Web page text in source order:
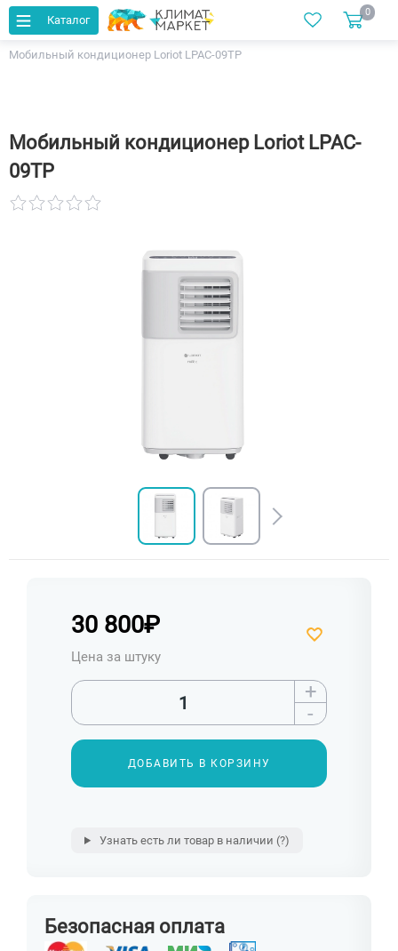
Каталог
0
Главная Каталог
Кондиционеры
Мобильный кондиционер Loriot LPAC-09TP
Мобильный кондиционер Loriot LPAC-
09TP
30 800₽
Цена за штуку
+
-
ДОБАВИТЬ В КОРЗИНУ
Узнать есть ли товар в наличии (?)
Безопасная оплата